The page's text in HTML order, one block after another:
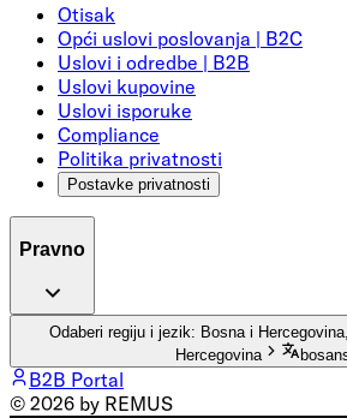
Otisak
Opći uslovi poslovanja | B2C
Uslovi i odredbe | B2B
Uslovi kupovine
Uslovi isporuke
Compliance
Politika privatnosti
Postavke privatnosti
Pravno
Odaberi regiju i jezik: Bosna i
Hercegovina
B2B Portal
© 2026 by REMUS